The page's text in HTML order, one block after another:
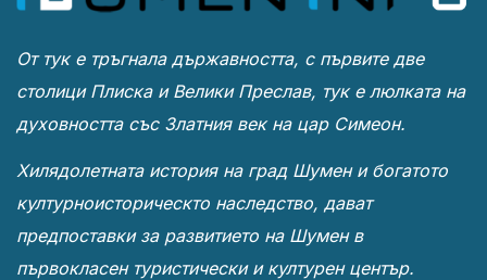
От тук е тръгнала държавността, с първите две
столици Плиска и Велики Преслав, тук е люлката на
духовността със Златния век на цар Симеон.
Хилядолетната история на град Шумен и богатото
културноисторическто наследство, дават
предпоставки за развитието на Шумен в
първокласен туристически и културен център.